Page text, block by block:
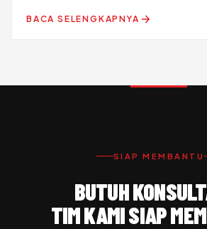
BACA SELENGKAPNYA
SIAP MEMBANTU
BUTUH
TIM KAMI SIAP